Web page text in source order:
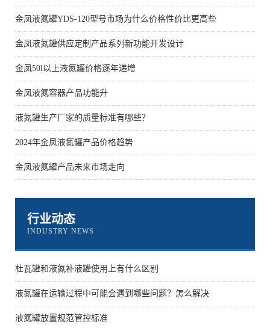
金凤液氮罐YDS-120型号市场为什么价格性价比更高些
金凤液氮罐供应定制产品系列新功能开发设计
金凤50l以上液氮罐价格逐年递增
金凤液氮容器产品功能升
液氮罐生产厂家的质量标准有哪些？
2024年金凤液氮罐产品价格趋势
金凤液氮罐产品未来市场走向
行业动态
INDUSTRY NEWS
杜瓦罐和液氮补液罐使用上有什么区别
液氮罐在运输过程中可能会遇到哪些问题？怎么解决
液氮罐放置规范管控标准